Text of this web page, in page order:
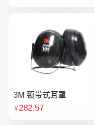
3M 颈带式耳罩
￥282.57